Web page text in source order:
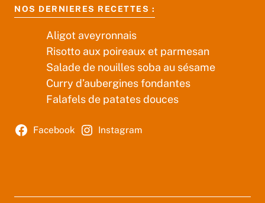
NOS DERNIERES RECETTES :
Aligot aveyronnais
Risotto aux poireaux et parmesan
Salade de nouilles soba au sésame
Curry d’aubergines fondantes
Falafels de patates douces
Facebook Instagram